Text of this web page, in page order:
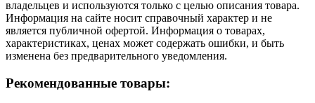
владельцев и используются только с целью описания товара.
Информация на сайте носит справочный характер и не
является публичной офертой. Информация о товарах,
характеристиках, ценах может содержать ошибки, и быть
изменена без предварительного уведомления.
Рекомендованные товары: